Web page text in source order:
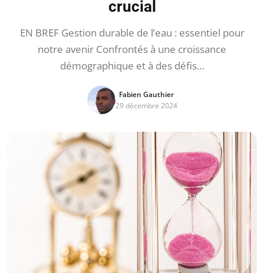
crucial
EN BREF Gestion durable de l’eau : essentiel pour
notre avenir Confrontés à une croissance
démographique et à des défis…
Fabien Gauthier
29 décembre 2024